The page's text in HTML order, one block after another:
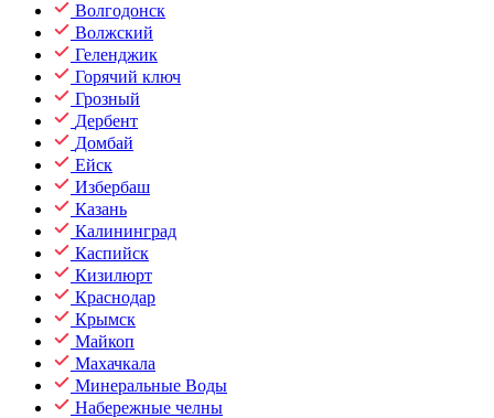
Волгодонск
Волжский
Геленджик
Горячий ключ
Грозный
Дербент
Домбай
Ейск
Избербаш
Казань
Калининград
Каспийск
Кизилюрт
Краснодар
Крымск
Майкоп
Махачкала
Минеральные Воды
Набережные челны